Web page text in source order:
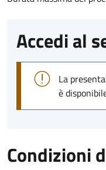
Accedi al
La
è
Condizioni